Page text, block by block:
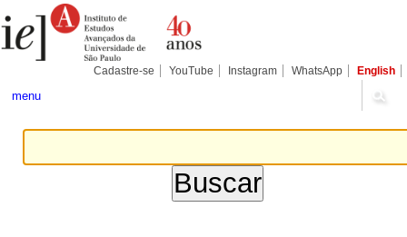
para
conteúdo.
Pessoais
Cadastre-se YouTube Instagram WhatsApp English
menu